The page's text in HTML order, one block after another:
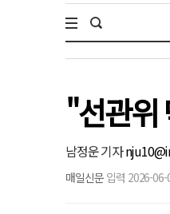
"선관위
남정운 기자
매일신문 입력 2026-